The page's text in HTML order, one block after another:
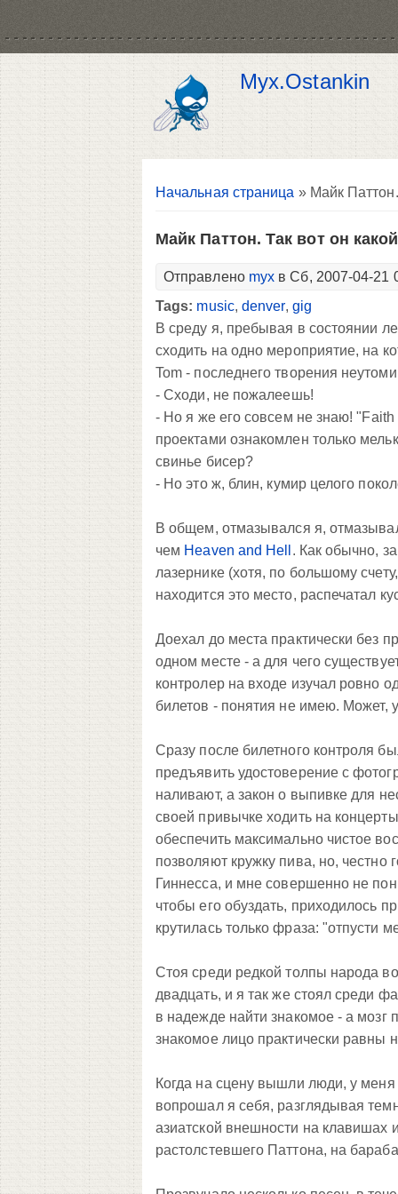
Myx.Ostankin
Вы здесь
Начальная страница » Майк
Майк Паттон. Так вот он
Отправлено myx в Сб, 2007-04-21
Tags: music,denver, gig
В среду я, пребывая в состоянии
сходить на одно мероприятие, на
Tom - последнего творения
- Сходи, не пожалеешь!
- Но я же его совсем не знаю!
проектами ознакомлен только
свинье бисер?
- Но это ж, блин, кумир целого
В общем, отмазывался я,
чем Heaven and Hell . Как обычно,
лазернике (хотя, по большому
находится это место, распечатал
Доехал до места практически без
одном месте - а для чего
контролер на входе изучал ровно
билетов - понятия не имею. Может,
Сразу после билетного контроля
предъявить удостоверение с
наливают, а закон о выпивке для
своей привычке ходить на
обеспечить максимально чистое
позволяют кружку пива, но, честно
Гиннесса, и мне совершенно не
чтобы его обуздать, приходилось
крутилась только фраза: "отпусти
Стоя среди редкой толпы народа
двадцать, и я так же стоял среди
в надежде найти знакомое - а мозг
знакомое лицо практически равны
Когда на сцену вышли люди, у
вопрошал я себя, разглядывая
азиатской внешности на клавишах
растолстевшего Паттона, на